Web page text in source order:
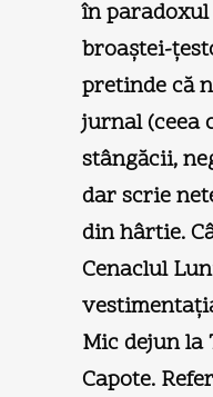
în
broaştei-
pretinde că
jurnal (ceea
stângăcii,
dar scrie
din hârtie.
Cenaclul
Mic dejun
Capote.